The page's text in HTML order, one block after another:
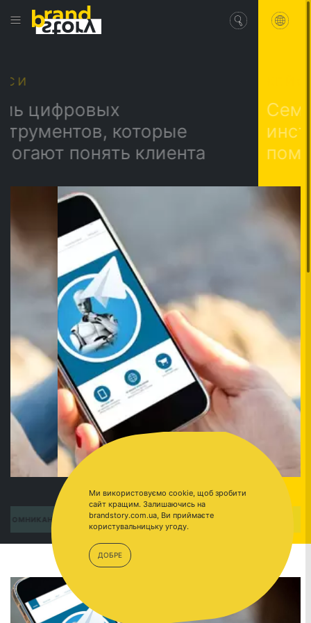
которые
клиента
ОМНИКАНАЛЬНОСТЬ
ПЕРЕЙТИ
Семь
помогают
Ми використовуємо cookie, щоб зробити
сайт кращим. Залишаючись на
brandstory.com.ua, Ви приймаєте
користувальницьку угоду.
ДОБРЕ